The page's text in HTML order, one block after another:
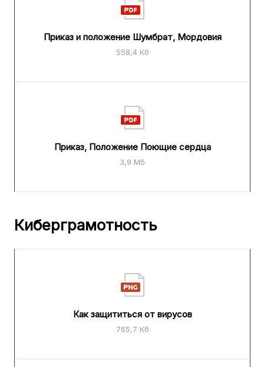
Приказ и положение Шумбрат, Мордовия
558,4 Кб
Приказ, Положение Поющие сердца
3,9 Мб
Киберграмотность
Как защититься от вирусов
765,7 Кб